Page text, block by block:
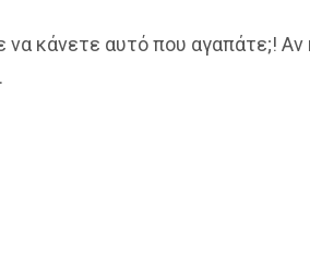
κάνετε αυτό που αγαπάτε;! Αν